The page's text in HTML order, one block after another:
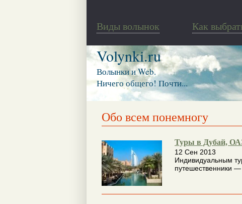
Виды волынок Как
Volynki.ru
Волынки и Web.
Ничего общего! Почти...
Обо всем понемногу
Туры в Дубай,
12 Сен 2013
Индивидуальным
путешественники